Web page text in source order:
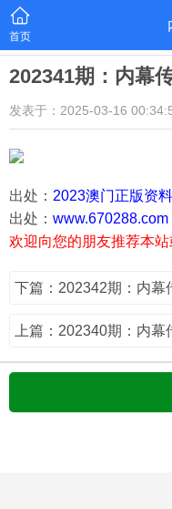
首页
202341期：内幕
发表于：2025-03-16
出处： 2023澳门正版资料
出处： www.670288.com
欢迎向您的朋友推荐本站
下篇：202342期：内幕
上篇：202340期：内幕